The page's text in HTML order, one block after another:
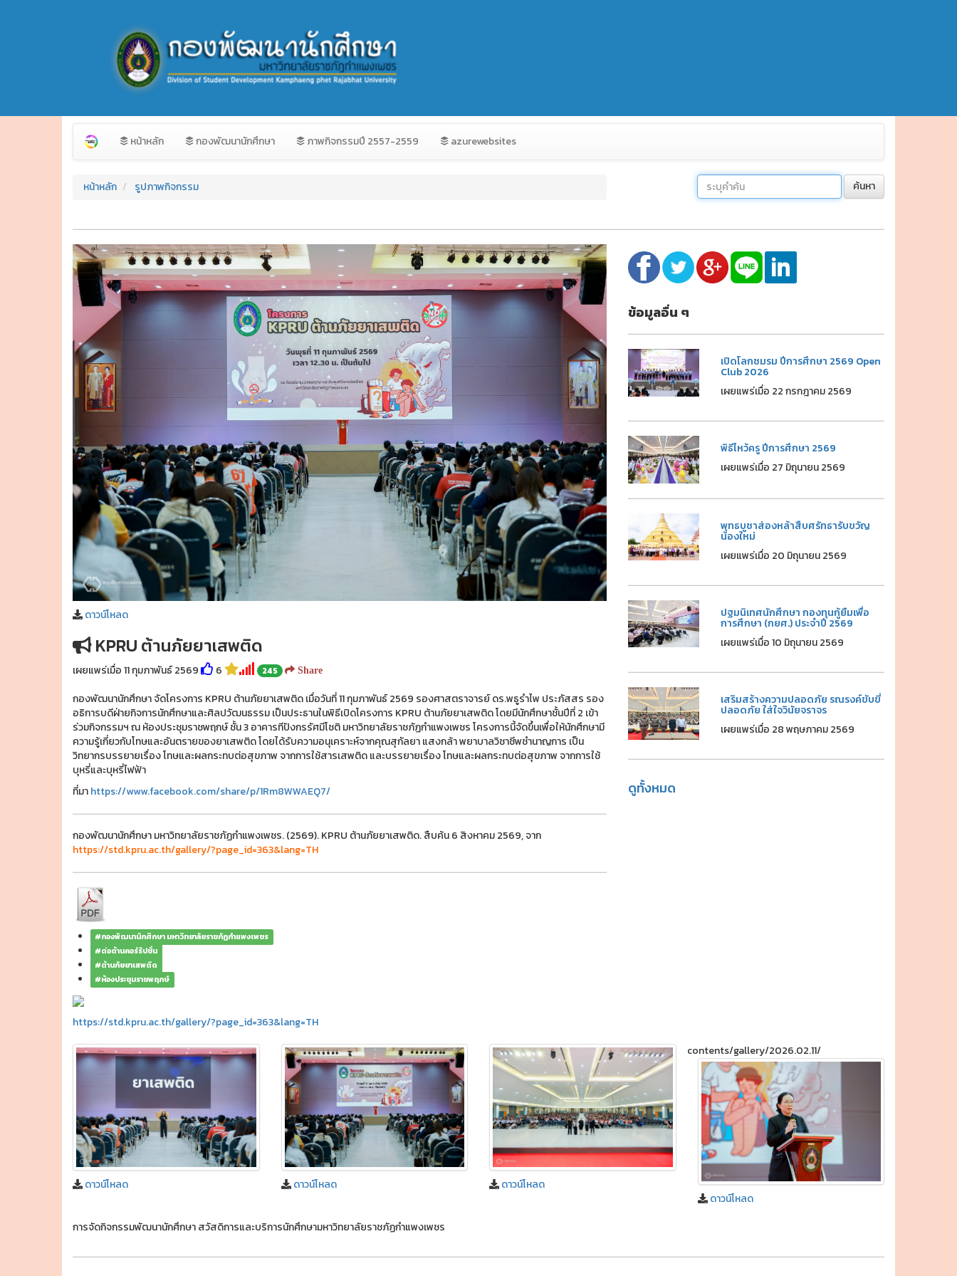
หน้าหลัก กองพัฒนานักศึกษา ภาพกิจกรรมปี 2557-2559 azurewebsites
หน้าหลัก รูปภาพกิจกรรม ค้นหา
ดาวน์โหลด
KPRU ต้านภัยยาเสพติด
เผยแพร่เมื่อ 11 กุมภาพันธ์ 2569 6 245 Share
กองพัฒนานักศึกษา จัดโครงการ KPRU ต้านภัยยาเสพติด เมื่อวันที่ 11 กุมภาพันธ์ 2569 รองศาสตราจารย์ ดร.พธูรำไพ ประภัสสร รอง
อธิการบดีฝ่ายกิจการนักศึกษาและศิลปวัฒนธรรม เป็นประธานในพิธีเปิดโครงการ KPRU ต้านภัยยาเสพติด โดยมีนักศึกษาชั้นปีที่ 2 เข้า
ร่วมกิจกรรมฯ ณ ห้องประชุมราชพฤกษ์ ชั้น 3 อาคารทีปังกรรัศมีโชติ มหาวิทยาลัยราชภัฏกำแพงเพชร โครงการนี้จัดขึ้นเพื่อให้นักศึกษามี
ความรู้เกี่ยวกับโทษและอันตรายของยาเสพติด โดยได้รับความอนุเคราะห์จากคุณสุกัลยา แสงกล้า พยาบาลวิชาชีพชำนาญการ เป็น
วิทยากรบรรยายเรื่อง โทษและผลกระทบต่อสุขภาพ จากการใช้สารเสพติด และบรรยายเรื่อง โทษและผลกระทบต่อสุขภาพ จากการใช้
บุหรี่และบุหรี่ไฟฟ้า
ที่มาhttps://www.facebook.com/share/p/1Rm8WWAEQ7/
กองพัฒนานักศึกษา มหาวิทยาลัยราชภัฏกำแพงเพชร. (2569). KPRU ต้านภัยยาเสพติด. สืบค้น 6 สิงหาคม 2569, จาก
https://std.kpru.ac.th/gallery/?page_id=363&lang=TH
#กองพัฒนานักศึกษา มหาวิทยาลัยราชภัฏกำแพงเพชร
#ต่อต้านคอร์รัปชั่น
#ต้านภัยยาเสพติด
#ห้องประชุมราชพฤกษ์
https://std.kpru.ac.th/gallery/?page_id=363&lang=TH
ข้อมูลอื่น ๆ
เปิดโลกชมรม ปีการศึกษา 2569 Open
Club 2026
เผยแพร่เมื่อ 22 กรกฎาคม 2569
พิธีไหว้ครู ปีการศึกษา 2569
เผยแพร่เมื่อ 27 มิถุนายน 2569
พุทธบูชาส่องหล้าสืบศรัทธารับขวัญ
น้องใหม่
เผยแพร่เมื่อ 20 มิถุนายน 2569
ปฐมนิเทศนักศึกษา กองทุนกู้ยืมเพื่อ
การศึกษา (กยศ.) ประจำปี 2569
เผยแพร่เมื่อ 10 มิถุนายน 2569
เสริมสร้างความปลอดภัย รณรงค์ขับขี่
ปลอดภัย ใส่ใจวินัยจราจร
เผยแพร่เมื่อ 28 พฤษภาคม 2569
ดูทั้งหมด
contents/gallery/2026.02.11/
ดาวน์โหลด ดาวน์โหลด
ดาวน์โหลด
ดาวน์โหลด
การจัดกิจกรรมพัฒนานักศึกษา สวัสดิการและบริการนักศึกษามหาวิทยาลัยราชภัฏกำแพงเพชร